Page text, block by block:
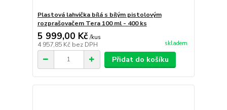
Plastová lahvička bílá s bílým pistolovým
rozprašovačem Tera 100 ml - 400 ks
5 999,00 Kč /kus
4 957,85 Kč bez DPH skladem
Přidat do košíku